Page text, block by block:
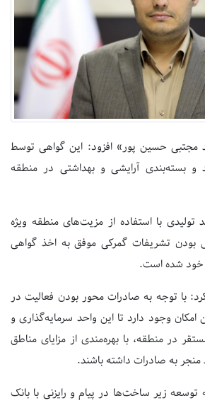
مجتبی حسین پور» افزود: این گواهی توسط
و بسته‌بندی آرایشی و بهداشتی در منطقه
با استفاده از مزیت‌های منطقه ویژه
بودن تشریفات گمرکی موفق به اخذ گواهی
خود شده است.
با توجه به صادرات محور بودن فعالیت در
امکان وجود دارد تا این واحد سرمایه‌گذاری و
در منطقه، با بهره‌مندی از مزایای مناطق
منجر به صادرات داشته باشند.
توسعه زیر ساخت‌ها در پیام و رایزنی با بانک